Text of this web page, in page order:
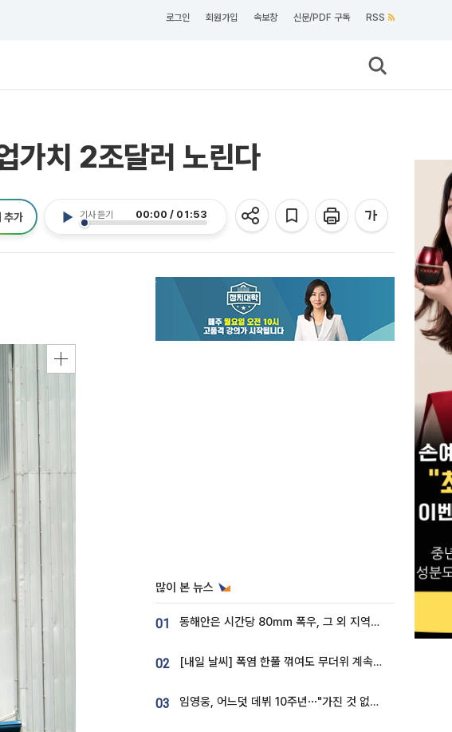
로그인 회원가입 속보창 신문/PDF 구독 RSS
가치 2조달러 노린다
기사 듣기 00:00 / 01:53
추가
많이 본 뉴스
01 동해안은 시간당 80㎜ 폭우, 그 외 지역은 폭염…‘극과 극 날씨’
02 [내일 날씨] 폭염 한풀 꺾여도 무더위 계속⋯동해안 이틀 연속 비
03 임영웅, 어느덧 데뷔 10주년⋯"가진 것 없던 시절, 내 앞엔 20명의 팬뿐"